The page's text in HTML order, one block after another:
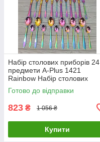
Набір столових приборів 24
предмети A-Plus 1421
Rainbow Набір столових
предметів Веселка
Готово до відправки
823 ₴ 1 056 ₴
Купити